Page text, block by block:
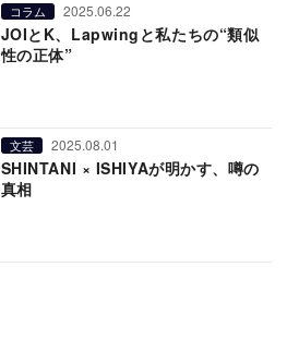
コラム 2025.06.22
JOIとK、Lapwingと私たちの“類似
性の正体”
文芸 2025.08.01
SHINTANI × ISHIYAが明かす、噂の
真相